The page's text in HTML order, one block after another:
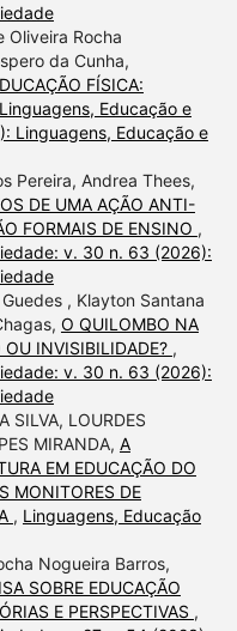
Oliveira Rocha
da Cunha,
FÍSICA:
Linguagens, Educação e
Linguagens, Educação e
Pereira, Andrea Thees,
DE UMA AÇÃO ANTI-
FORMAIS DE ENSINO ,
v. 30 n. 63 (2026):
, Klayton Santana
O QUILOMBO NA
OU INVISIBILIDADE? ,
v. 30 n. 63 (2026):
SILVA, LOURDES
MIRANDA, A
EM EDUCAÇÃO DO
MONITORES DE
, Linguagens, Educação
Nogueira Barros,
SOBRE EDUCAÇÃO
E PERSPECTIVAS ,